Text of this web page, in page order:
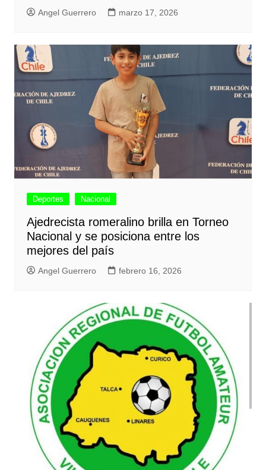
Angel Guerrero marzo 17, 2026
Deportes Nacional
Ajedrecista romeralino brilla en Torneo
Nacional y se posiciona entre los
mejores del país
Angel Guerrero febrero 16, 2026